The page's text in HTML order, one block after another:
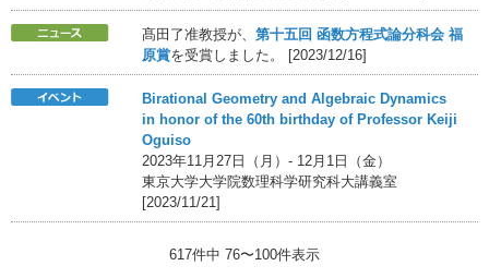
髙田了准教授が、 第十五回 函数方程式論分科会 福
原賞を受賞しました。 [2023/12/16]
Birational Geometry and Algebraic Dynamics
in honor of the 60th birthday of Professor Keiji
Oguiso
2023年11月27日（月）- 12月1日（金）
東京大学大学院数理科学研究科大講義室
[2023/11/21]
617件中 76〜100件表示